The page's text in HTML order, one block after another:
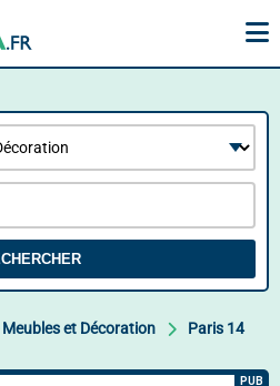
et Décoration Paris 14